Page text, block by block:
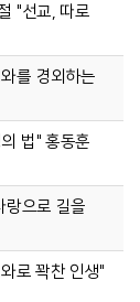
"선교, 따로
를 경외하는
법" 홍동훈
으로 길을
로 꽉찬 인생"